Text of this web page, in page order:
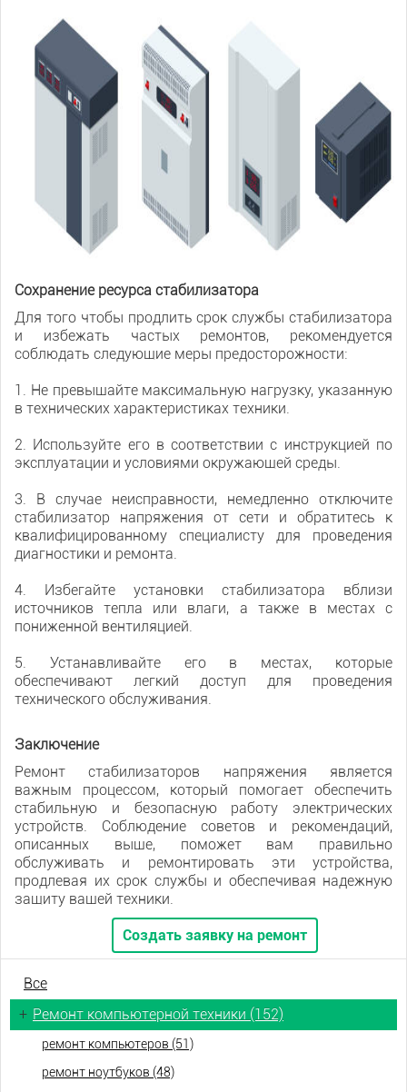
Сохранение ресурса стабилизатора
Для того чтобы продлить срок службы стабилизатора
и избежать частых ремонтов, рекомендуется
соблюдать следующие меры предосторожности:
1. Не превышайте максимальную нагрузку, указанную
в технических характеристиках техники.
2. Используйте его в соответствии с инструкцией по
эксплуатации и условиями окружающей среды.
3. В случае неисправности, немедленно отключите
стабилизатор напряжения от сети и обратитесь к
квалифицированному специалисту для проведения
диагностики и ремонта.
4. Избегайте установки стабилизатора вблизи
источников тепла или влаги, а также в местах с
пониженной вентиляцией.
5. Устанавливайте его в местах, которые
обеспечивают легкий доступ для проведения
технического обслуживания.
Заключение
Ремонт стабилизаторов напряжения является
важным процессом, который помогает обеспечить
стабильную и безопасную работу электрических
устройств. Соблюдение советов и рекомендаций,
описанных выше, поможет вам правильно
обслуживать и ремонтировать эти устройства,
продлевая их срок службы и обеспечивая надежную
защиту вашей техники.
Создать заявку на ремонт
Все
+ Ремонт компьютерной техники (152)
ремонт компьютеров (51)
ремонт ноутбуков (48)